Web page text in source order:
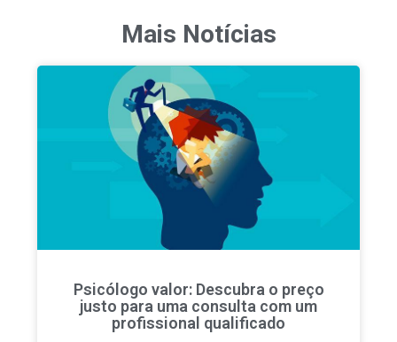
Mais Notícias
Psicólogo valor: Descubra o preço
justo para uma consulta com um
profissional qualificado